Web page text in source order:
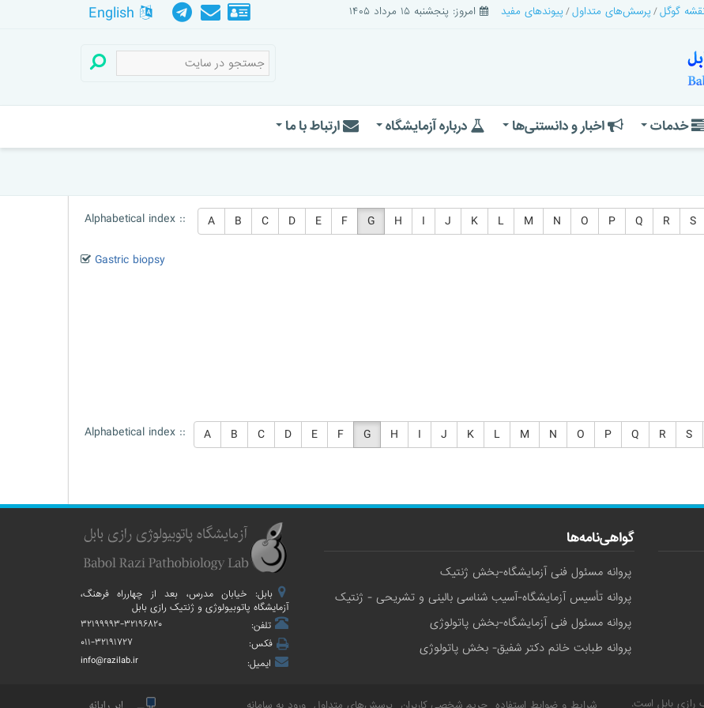
گوگل پرسش‌های متداول پیوندهای مفید امروز: پنجشنبه ۱۵ مرداد ۱۴۰۵
خدمات اخبار و دانستنی‌ها درباره آزمایشگاه ارتباط با ما
Alphabetical index :: A B C D E F G H I J K L M N O P Q R S
Gastric biopsy
Alphabetical index :: A B C D E F G H I J K L M N O P Q R S
گواهی‌نامه‌ها
پروانه مسئول فنی آزمایشگاه-بخش ژنتیک
پروانه تأسیس آزمایشگاه-آسیب شناسی بالینی و تشریحی - ژنتیک
پروانه مسئول فنی آزمایشگاه-بخش پاتولوژی
پروانه طبابت خانم دکتر شفیق- بخش پاتولوژی
بابل: خیابان مدرس، بعد از چهارراه فرهنگ،
آزمایشگاه پاتوبیولوژی و ژنتیک رازی بابل
تلفن:
۳۲۱۹۹۹۹۳-۳۲۱۹۶۸۲۰
فکس:
۰۱۱-۳۲۱۹۱۷۲۷
ایمیل:
info@razilab.ir
رازی بابل است.